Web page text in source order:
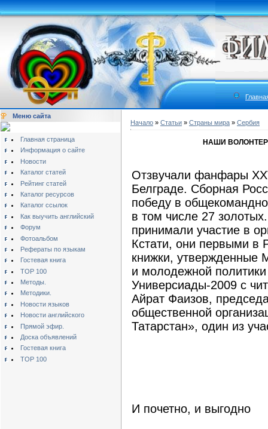
Меню сайта
Главная страница
Информация о сайте
Новости
Каталог статей
Рейтинг статей
Каталог ресурсов
Каталог ссылок
Как выучить английский
Форум
Фотоальбом
Рефераты по языкам
Гостевая книга
TOP 100
Методы.
Методики.
Новости языков
Новости английского
Прямой эфир.
Доска объявлений
Гостевая книга
TOP 100
Начало » Статьи » Страны мира » Сербия
НАШИ
Отзвучали фанфары
Белграде. Сборная
победу в
в том числе 27
принимали участие в
Кстати, они первыми в
книжки, утвержденные
и молодежной
Универсиады-2009 с
Айрат Фаизов,
общественной
Татарстан», один из
И почетно, и выгодно